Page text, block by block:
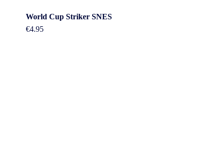
World Cup Striker SNES
€4.95